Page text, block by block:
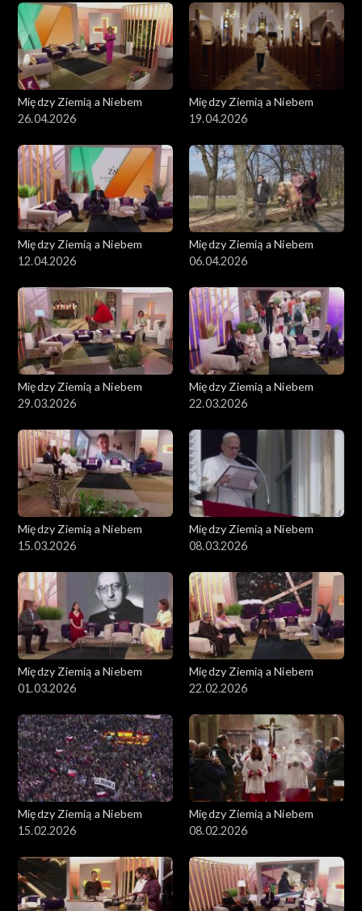
Między Ziemią a Niebem
26.04.2026
Między Ziemią a Niebem
19.04.2026
Między Ziemią a Niebem
12.04.2026
Między Ziemią a Niebem
06.04.2026
Między Ziemią a Niebem
29.03.2026
Między Ziemią a Niebem
22.03.2026
Między Ziemią a Niebem
15.03.2026
Między Ziemią a Niebem
08.03.2026
Między Ziemią a Niebem
01.03.2026
Między Ziemią a Niebem
22.02.2026
Między Ziemią a Niebem
15.02.2026
Między Ziemią a Niebem
08.02.2026